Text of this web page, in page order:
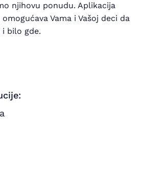
njihovu ponudu. Aplikacija
Vama i Vašoj deci da
bilo gde.